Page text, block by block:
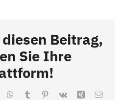
Beitrag,
Sie Ihre
WhatsApp
TumblrPinterest
Vk Xing Email